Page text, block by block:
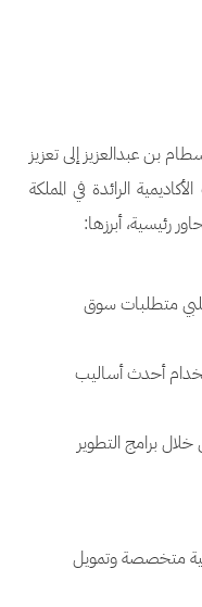
بن عبدالعزيز إلى تعزيز
الرائدة في المملكة
رئيسية، أبرزها:
يلبي متطلبات سوق
أحدث أساليب
برامج التطوير
متخصصة وتمويل